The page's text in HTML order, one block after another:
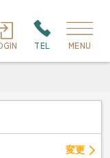
TEL MENU
変更